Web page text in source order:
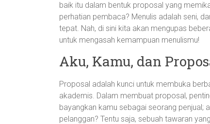
baik itu dalam bentuk proposal yang
perhatian pembaca? Menulis adalah seni,
tepat. Nah, di sini kita akan mengupas
untuk mengasah kemampuan menulismu!
Aku, Kamu, dan
Proposal adalah kunci untuk membuka
akademis. Dalam membuat proposal,
bayangkan kamu sebagai seorang penjual;
pelanggan? Tentu saja, sebuah tawaran